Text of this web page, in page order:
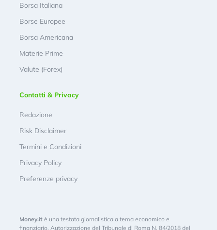
Borsa Italiana
Borse Europee
Borsa Americana
Materie Prime
Valute (Forex)
Contatti & Privacy
Redazione
Risk Disclaimer
Termini e Condizioni
Privacy Policy
Preferenze privacy
Money.it è una testata giornalistica a tema economico e
finanziario. Autorizzazione del Tribunale di Roma N. 84/2018 del